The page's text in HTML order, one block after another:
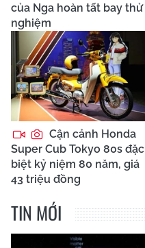
của Nga hoàn tất bay thử
nghiệm
Cận cảnh Honda
Super Cub Tokyo 80s đặc
biệt kỷ niệm 80 năm, giá
43 triệu đồng
TIN MỚI